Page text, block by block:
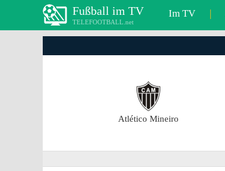
Fußball im TV
TELEFOOTBALL.net
Im TV |
Atlético Mineiro